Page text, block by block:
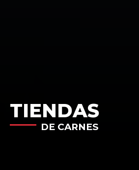
TIENDAS
DE CARNES